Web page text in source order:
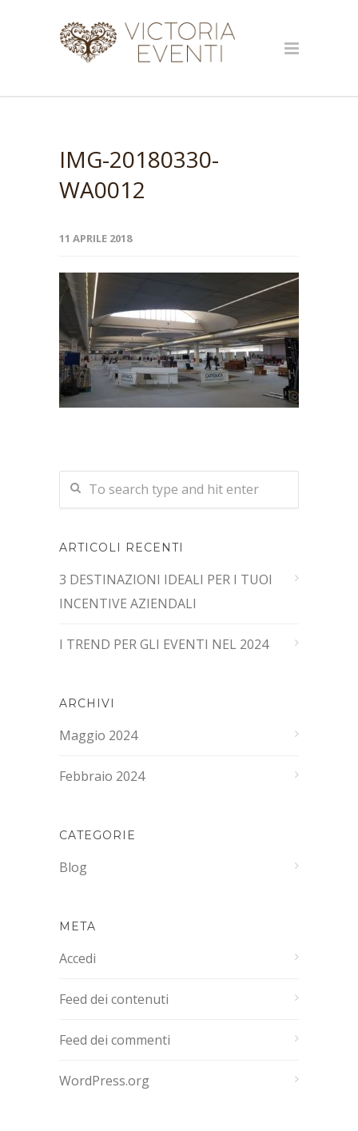
IMG-20180330-
WA0012
11 APRILE 2018
ARTICOLI RECENTI
3 DESTINAZIONI IDEALI PER I TUOI
INCENTIVE AZIENDALI
I TREND PER GLI EVENTI NEL 2024
ARCHIVI
Maggio 2024
Febbraio 2024
CATEGORIE
Blog
META
Accedi
Feed dei contenuti
Feed dei commenti
WordPress.org